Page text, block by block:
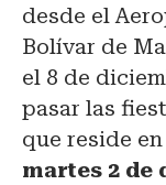
desde el
Bolívar de
el 8 de
pasar las
que reside
martes 2